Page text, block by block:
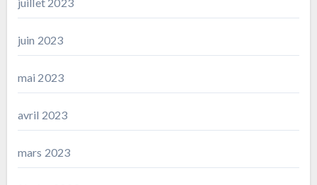
juin 2023
mai 2023
avril 2023
mars 2023